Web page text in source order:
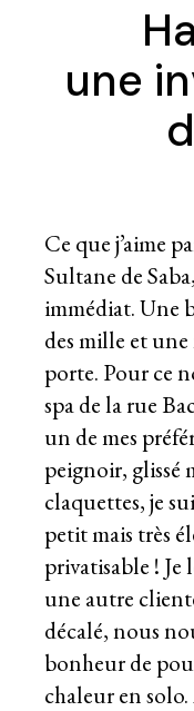
une
Ce que j’aime
Sultane de
immédiat. Une
des mille et
porte. Pour ce
spa de la rue
un de mes
peignoir, glissé
claquettes, je
petit mais très
privatisable ! Je
une autre
décalé, nous
bonheur de
chaleur en